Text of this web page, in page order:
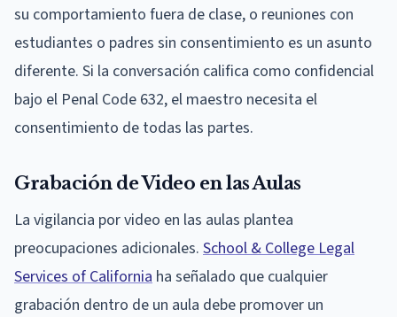
su comportamiento fuera de clase, o reuniones con
estudiantes o padres sin consentimiento es un asunto
diferente. Si la conversación califica como confidencial
bajo el Penal Code 632, el maestro necesita el
consentimiento de todas las partes.
Grabación de Video en las Aulas
La vigilancia por video en las aulas plantea
preocupaciones adicionales. School & College Legal
Services of California ha señalado que cualquier
grabación dentro de un aula debe promover un